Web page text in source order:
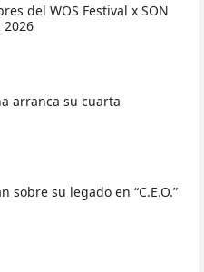
del WOS Festival x SON
2026
arranca su cuarta
sobre su legado en “C.E.O.”